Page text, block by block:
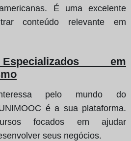
É uma excelente
conteúdo relevante em
em
pelo mundo do
é a sua plataforma.
focados em ajudar
seus negócios.